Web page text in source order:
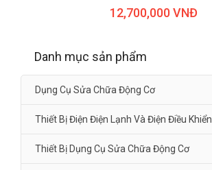
12,700,000 VNĐ
Danh mục sản phẩm
Dụng Cụ Sửa Chữa Động Cơ
Thiết Bị Điện Điện Lạnh Và Điện Điều Khiển
Thiết Bị Dụng Cụ Sửa Chữa Động Cơ